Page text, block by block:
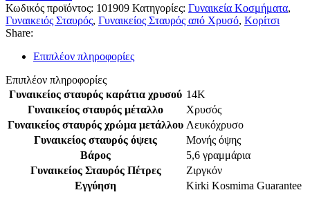
Κωδικός προϊόντος: 101909 Κατηγορίες: Γυναικεία Κοσμήματα,
Γυναικειός Σταυρός, Γυναικείος Σταυρός από Χρυσό, Κορίτσι
Share:
Επιπλέον πληροφορίες
Επιπλέον πληροφορίες
Γυναικείος σταυρός καράτια χρυσού 14Κ
Γυναικείος σταυρός μέταλλο
Χρυσός
Γυναικείος σταυρός χρώμα μετάλλου Λευκόχρυσο
Γυναικείος σταυρός όψεις
Μονής όψης
Βάρος
5,6 γραμμάρια
Γυναικείος Σταυρός Πέτρες
Ζιργκόν
Εγγύηση
Kirki Kosmima Guarantee